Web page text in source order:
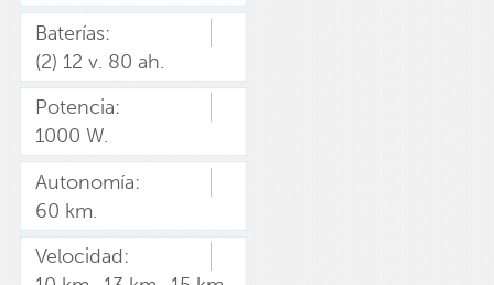
Baterías:
(2) 12 v. 80 ah.
Potencia:
1000 W.
Autonomía:
60 km.
Velocidad: